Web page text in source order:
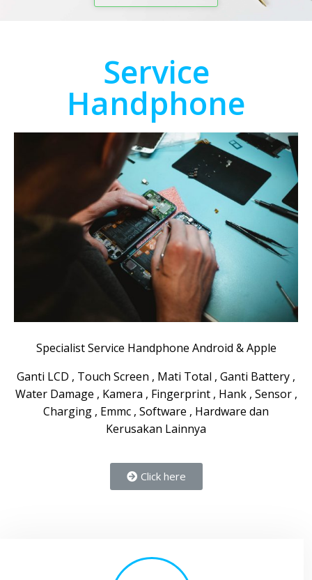
Service
Handphone
Specialist Service Handphone Android & Apple
Ganti LCD , Touch Screen , Mati Total , Ganti Battery ,
Water Damage , Kamera , Fingerprint , Hank , Sensor ,
Charging , Emmc , Software , Hardware dan
Kerusakan Lainnya
Click here